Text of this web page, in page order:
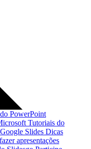
PowerPoint
Tutoriais do
Slides Dicas
apresentações